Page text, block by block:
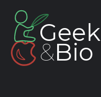
content
Geek
&Bio